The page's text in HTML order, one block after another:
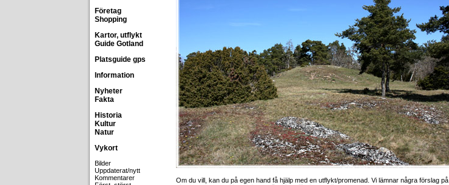
Företag
Shopping
Kartor, utflykt
Guide Gotland
Platsguide gps
Information
Nyheter
Fakta
Historia
Kultur
Natur
Vykort
Bilder
Uppdaterat/nytt
Kommentarer
Om du vill, kan du på egen hand få hjälp med en utflykt/promenad. Vi lämnar några förslag på